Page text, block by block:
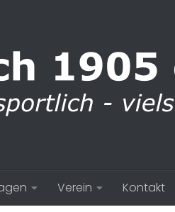
Verein Kontakt